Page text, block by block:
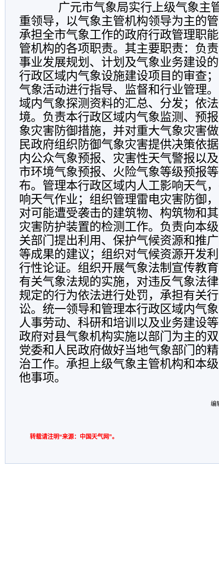
广元市气象局实行上级气象主
重领导，以气象主管机构领导为主的
承担全市气象工作的政府行政管理职
管机构的各项职责。其主要职责：负
事业发展规划、计划及气象业务建设
行政区域内气象设施建设项目的审查
气象活动进行指导、监督和行业管理
域内气象探测资料的汇总、分发；依
境。负责本行政区域内气象监测、预
象灾害防御措施，并对重大气象灾害
民政府组织防御气象灾害提供决策依
内公众气象预报、灾害性天气警报以
市环境气象预报、火险气象等级预报
布。管理本行政区域内人工影响天气
响天气作业；组织管理雷电灾害防御
对可能遭受袭击的建筑物、构筑物和
灾害防护装置的检测工作。负责向本
关部门提出利用、保护气候资源和推
等成果的建议；组织对气候资源开发
行性论证。组织开展气象法制宣传教
有关气象法规的实施，对违反气象法
规定的行为依法进行处罚，承担有关
讼。统一领导和管理本行政区域内气
人事劳动、科研和培训以及业务建设
政府对县气象机构实施以部门为主的
党委和人民政府做好当地气象部门的
治工作。承担上级气象主管机构和本
他事项。
编
转载请注明“来源：中国天气网”。